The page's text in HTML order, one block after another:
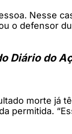
Nesse
o defensor
Diário do
morte já
permitida.